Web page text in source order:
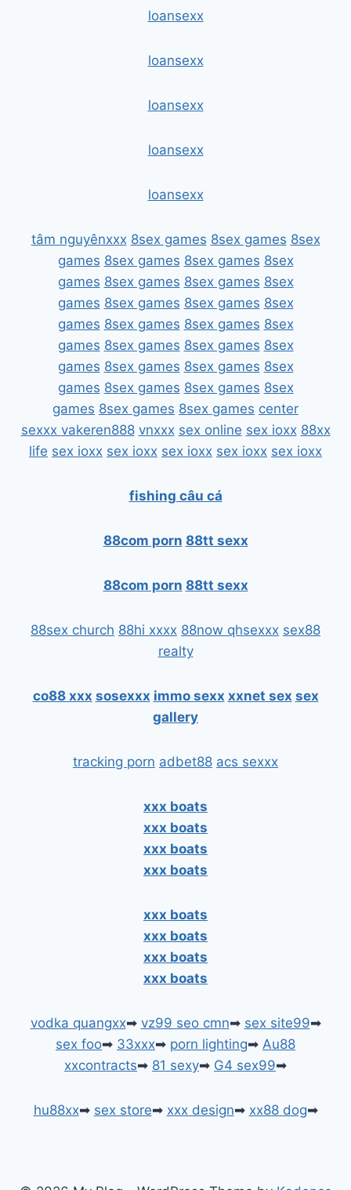
loansexx
loansexx
loansexx
loansexx
loansexx
tâm nguyênxxx 8sex games 8sex games 8sex
games 8sex games 8sex games 8sex
games 8sex games 8sex games 8sex
games 8sex games 8sex games 8sex
games 8sex games 8sex games 8sex
games 8sex games 8sex games 8sex
games 8sex games 8sex games 8sex
games 8sex games 8sex games 8sex
games 8sex games 8sex games center
sexxx vakeren888 vnxxx sex online sex ioxx 88xx
life sex ioxx sex ioxx sex ioxx sex ioxx sex ioxx
fishing câu cá
88com porn 88tt sexx
88com porn 88tt sexx
88sex church 88hi xxxx 88now qhsexxx sex88
realty
co88 xxx sosexxx immo sexx xxnet sex sex
gallery
tracking porn adbet88 acs sexxx
xxx boats
xxx boats
xxx boats
xxx boats
xxx boats
xxx boats
xxx boats
xxx boats
vodka quangxx➡ vz99 seo cmn➡ sex site99➡
sex foo➡ 33xxx➡ porn lighting➡ Au88
xxcontracts➡ 81 sexy➡ G4 sex99➡
hu88xx➡ sex store➡ xxx design➡ xx88 dog➡